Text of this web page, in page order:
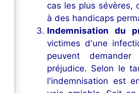
cas les plus sévères,
à des handicaps
Indemnisation du
victimes d'une
peuvent
préjudice. Selon le
l'indemnisation est